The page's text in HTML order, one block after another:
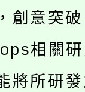
報名
園電
會8/
創意突
相關
將所研